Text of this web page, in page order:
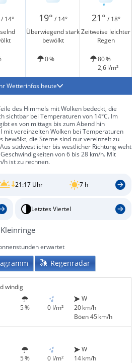
/ 14° 19° / 14° 21° / 18°
Überwiegend stark
bewölkt
Zeitweise leichter
Regen
0 %
80 %
2,6 l/m²
Wetterinfos heute
des Himmels mit Wolken bedeckt, die
sichtbar bei Temperaturen von 14°C. Im
es von mittags bis zum Abend hin
mit vereinzelten Wolken bei Temperaturen
bewölkt, die Sterne sind nur vereinzelt zu
südwestlicher bis westlicher Richtung weht
von 6 bis 28 km/h. Mit
h ist zu rechnen.
21:17 Uhr 7 h
Letztes Viertel
erwartet
Regenradar
windig
5 % 0 l/m²
W
20 km/h
Böen 45 km/h
5 % 0 l/m²
W
14 km/h